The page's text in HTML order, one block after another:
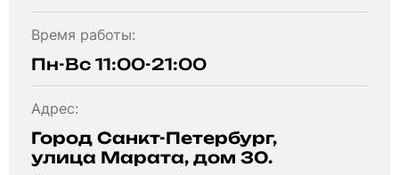
Время работы:
Пн-Вс 11:00-21:00
Адрес:
Город Санкт-Петербург,
улица Марата, дом 30.